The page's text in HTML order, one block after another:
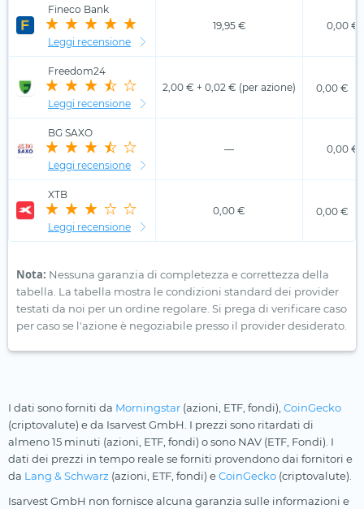
Fineco Bank
Leggi recensione
19,95 € 0,00 €
Freedom24
Leggi recensione
2,00 € + 0,02 € (per azione) 0,00 €
BG SAXO
Leggi recensione
— 0,00 €
XTB
Leggi recensione
0,00 € 0,00 €
Nota: Nessuna garanzia di completezza e correttezza della
tabella. La tabella mostra le condizioni standard dei provider
testati da noi per un ordine regolare. Si prega di verificare caso
per caso se l'azione è negoziabile presso il provider desiderato.
I dati sono forniti da Morningstar (azioni, ETF, fondi), CoinGecko
(criptovalute) e da Isarvest GmbH. I prezzi sono ritardati di
almeno 15 minuti (azioni, ETF, fondi) o sono NAV (ETF, Fondi). I
dati dei prezzi in tempo reale se forniti provendono dai fornitori e
da Lang & Schwarz (azioni, ETF, fondi) eCoinGecko (criptovalute).
Isarvest GmbH non fornisce alcuna garanzia sulle informazioni e